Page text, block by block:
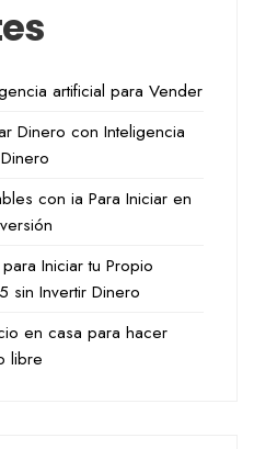
artificial para Vender
Dinero con Inteligencia
con ia Para Iniciar en
Iniciar tu Propio
sin Invertir Dinero
en casa para hacer
libre